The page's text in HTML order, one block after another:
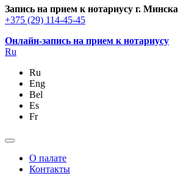
Запись на прием к нотариусу г. Минска
+375 (29) 114-45-45
Онлайн-запись на прием к нотариусу
Ru
Ru
Eng
Bel
Es
Fr
О палате
Контакты